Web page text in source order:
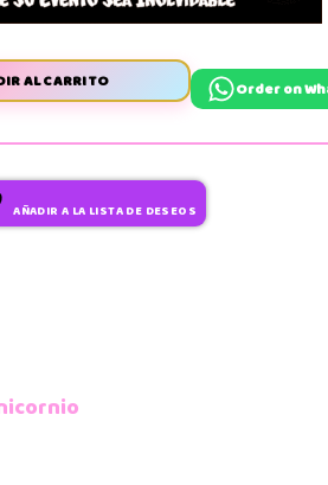
AL CARRITO Order on
AÑADIR A LA LISTA DE DESEOS